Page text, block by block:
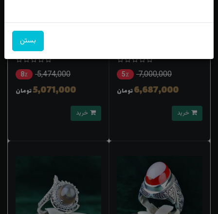
7,000,000 5٪
6,687,000تومان
انگشتر نقره باباقوری اصل رکاب
5,474,000 8٪
5,071,000تومان
بستن